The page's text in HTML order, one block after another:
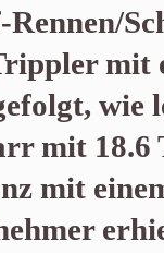
mit
wie
mit 18.6
mit